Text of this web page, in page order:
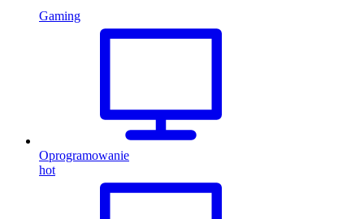
Gaming
Oprogramowanie
hot